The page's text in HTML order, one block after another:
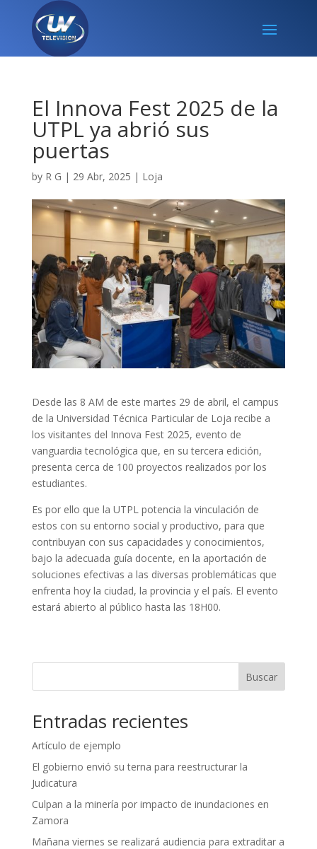
El Innova Fest 2025 de la
UTPL ya abrió sus
puertas
by R G | 29 Abr, 2025 | Loja
Desde las 8 AM de este martes 29 de abril, el campus
de la Universidad Técnica Particular de Loja recibe a
los visitantes del Innova Fest 2025, evento de
vanguardia tecnológica que, en su tercera edición,
presenta cerca de 100 proyectos realizados por los
estudiantes.
Es por ello que la UTPL potencia la vinculación de
estos con su entorno social y productivo, para que
contribuyan con sus capacidades y conocimientos,
bajo la adecuada guía docente, en la aportación de
soluciones efectivas a las diversas problemáticas que
enfrenta hoy la ciudad, la provincia y el país. El evento
estará abierto al público hasta las 18H00.
Buscar
Entradas recientes
Artículo de ejemplo
El gobierno envió su terna para reestructurar la
Judicatura
Culpan a la minería por impacto de inundaciones en
Zamora
Mañana viernes se realizará audiencia para extraditar a